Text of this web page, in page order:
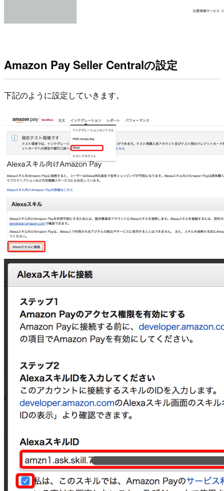
Amazon Pay Seller Centralの設定
下記のように設定していきます。